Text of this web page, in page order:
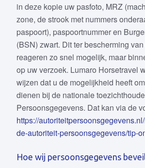
in deze kopie uw pasfoto, MRZ
zone, de strook met nummers
paspoort), paspoortnummer en
(BSN) zwart. Dit ter bescherming
reageren zo snel mogelijk, maar
op uw verzoek. Lumaro Horsetravel
wijzen dat u de mogelijkheid heeft
dienen bij de nationale
Persoonsgegevens. Dat kan via de
https://
de-autoriteit-persoonsgegevens/tip-
Hoe wij persoonsgegevens